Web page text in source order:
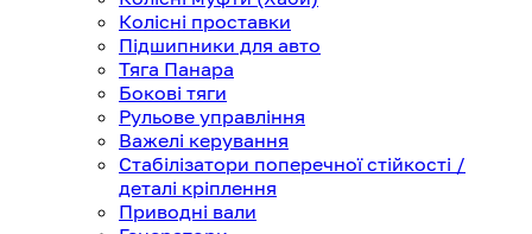
Колісні проставки
Підшипники для авто
Тяга Панара
Бокові тяги
Рульове управління
Важелі керування
Стабілізатори поперечної стійкості /
деталі кріплення
Приводні вали